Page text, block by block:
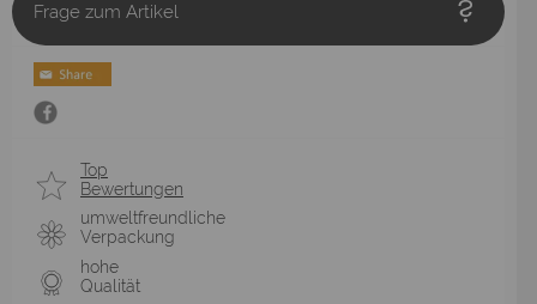
Frage zum Artikel
Top
Bewertungen
umweltfreundliche
Verpackung
hohe
Qualität